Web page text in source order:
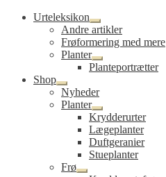
Urteleksikon
Udfold
undermenu
Andre artikler
Frøformering med mere
Planter
Udfold
undermenu
Planteportrætter
Shop
Udfold
undermenu
Nyheder
Planter
Udfold
undermenu
Krydderurter
Lægeplanter
Duftgeranier
Stueplanter
Frø